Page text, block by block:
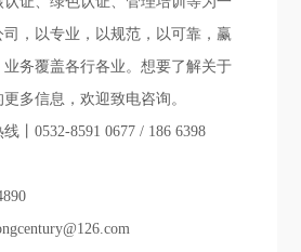
，以专业，以规范，以可靠，赢
务覆盖各行各业。想要了解关于
多信息，欢迎致电咨询。
丨0532-8591 0677 / 186 6398